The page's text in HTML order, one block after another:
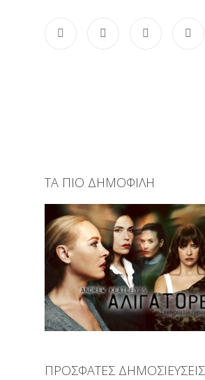
ΤΑ ΠΙΟ ΔΗΜΟΦΙΛΗ
ΠΡΟΣΦΑΤΕΣ ΔΗΜΟΣΙΕΥΣΕΙΣ